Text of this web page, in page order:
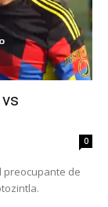
0
preocupante de